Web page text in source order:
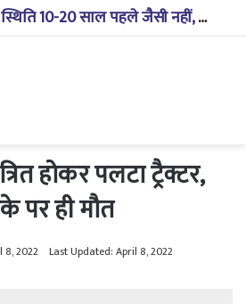
लंबित मुकदमों की स्थिति 10-20 साल पहले जैसी नहीं, प्रौद्योगिकी से मिले बहुत अच्छे परिणाम: सीजेआई
होकर पलटा ट्रैक्टर,
पर ही मौत
8, 2022 Last Updated: April 8, 2022